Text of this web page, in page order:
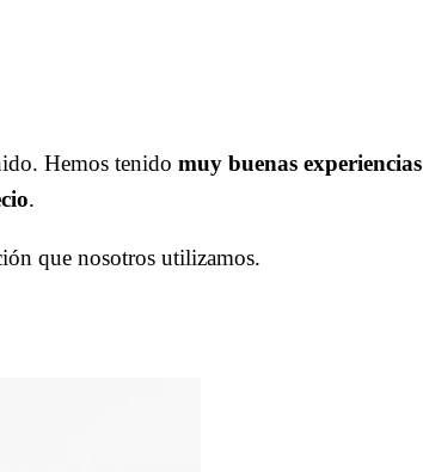
Hemos tenido muy buenas experiencias
.
que nosotros utilizamos.